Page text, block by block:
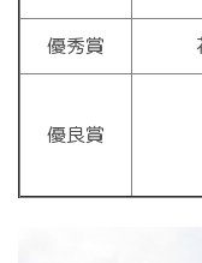
優秀賞
優良賞